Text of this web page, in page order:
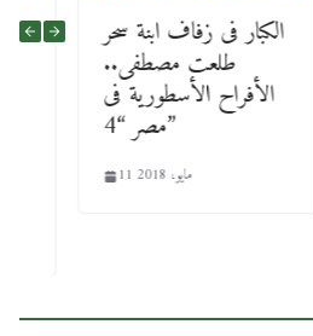
الكبار فى زفاف ابنة سحر
طلعت مصطفى..
الأفراح الأسطورية فى
مصر “4”
11 مايو، 2018